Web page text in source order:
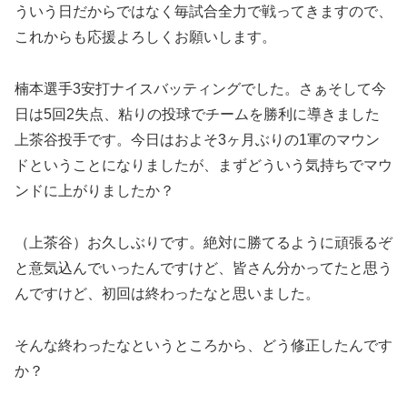
ういう日だからではなく毎試合全力で戦ってきますので、
これからも応援よろしくお願いします。
楠本選手3安打ナイスバッティングでした。さぁそして今
日は5回2失点、粘りの投球でチームを勝利に導きました
上茶谷投手です。今日はおよそ3ヶ月ぶりの1軍のマウン
ドということになりましたが、まずどういう気持ちでマウ
ンドに上がりましたか？
（上茶谷）お久しぶりです。絶対に勝てるように頑張るぞ
と意気込んでいったんですけど、皆さん分かってたと思う
んですけど、初回は終わったなと思いました。
そんな終わったなというところから、どう修正したんです
か？